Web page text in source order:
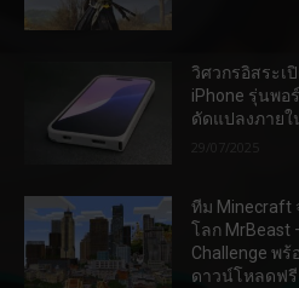
วิศวกรอิสระเ
iPhone รุ่นพอ
ดัดแปลงภายใ
ทีม Minecraft
โลก MrBeast
Challenge พร้
ดาวน์โหลดฟรี